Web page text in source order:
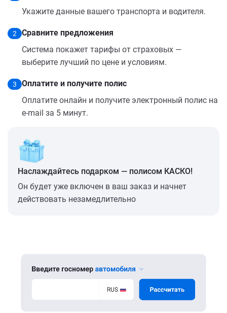
Укажите данные вашего транспорта и водителя.
2
Сравните предложения
Система покажет тарифы от страховых —
выберите лучший по цене и условиям.
3
Оплатите и получите полис
Оплатите онлайн и получите электронный полис на
e-mail за 5 минут.
Наслаждайтесь подарком — полисом КАСКО!
Он будет уже включен в ваш заказ и начнет
действовать незамедлительно